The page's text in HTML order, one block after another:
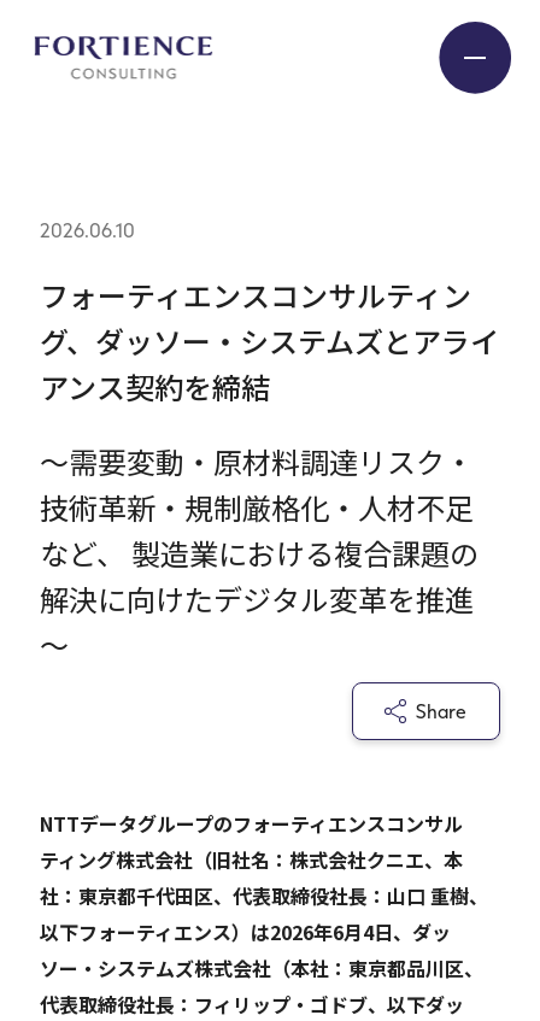
Service
Expert
Company
Careers
EN
JP
サイト内検索
フォーティエンスコンサルティン
グ、ダッソー・システムズとアライ
アンス契約を締結
～需要変動・原材料調達リスク・
技術革新・規制厳格化・人材不足
など、 製造業における複合課題の
解決に向けたデジタル変革を推進
～
2026.06.10
Share
NTTデータグループのフォーティエンスコンサル
ティング株式会社（旧社名：株式会社クニエ、本
社：東京都千代田区、代表取締役社長：山口 重樹、
以下フォーティエンス）は2026年6月4日、ダッ
ソー・システムズ株式会社（本社：東京都品川区、
代表取締役社長：フィリップ・ゴドブ、以下ダッ